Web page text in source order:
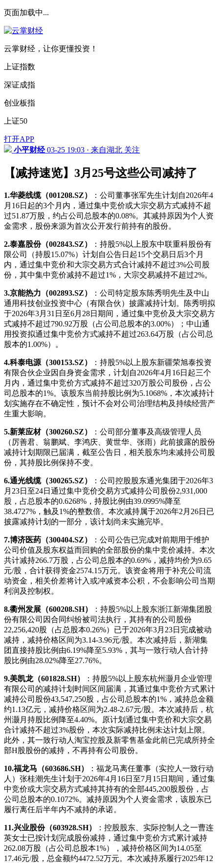
页面加载中...
云掌财经，让你更懂投资！
上证指数
深证成指
创业板指
上证50
打开APP
小平财经 03-25 19:03 · 来自湖北 关注
【减持速览】3月25号这些公司减持了
1.华菱线缆（001208.SZ）
：公司董事张军先生计划自2026年4
月16日起的3个月内，通过集中竞价或大宗交易方式减持不超
过51.87万股，约占公司总股本的0.08%。其减持原因为个人资
金需求，股份来源为首次公开发行前持有的股份。
2.泰嘉股份（002843.SZ）
：持股5%以上股东中联重科股份有
限公司（持股15.07%）计划自公告日起15个交易日后3个月
内，通过集中竞价和大宗交易方式合计减持不超过3%公司股
份，其中集中竞价减持不超过1%，大宗交易减持不超过2%。
3.京能热力（002893.SZ）
：公司特定股东陈秀明先生及中山
通用科技创业投资中心（有限合伙）披露减持计划。陈秀明拟
于2026年3月31日至6月28日期间，通过集中竞价及大宗交易方
式减持不超过790.92万股（占公司总股本的3.00%）；中山通
用投资拟通过集中竞价方式减持不超过263.64万股（占公司总
股本的1.00%）。
4.科泰电源（300153.SZ）
：持股5%以上股东新疆荣旭泰投资
有限合伙企业因自身资金需求，计划自2026年4月16日起三个
月内，通过集中竞价方式减持不超过320万股公司股份，占公
司总股本的1%。该股东当前持股比例为5.1068%，本次减持计
划实施存在不确定性，预计不会对公司治理结构及持续经营产
生重大影响。
5.新莱应材（300260.SZ）
：公司部分董事及高级管理人员
（厉善君、翁鹏斌、李鸿庆、黄世华、张雨）此前披露的股份
减持计划期限已届满，截至公告日，相关股东均未减持公司股
份，其持股比例保持不变。
6.通光线缆（300265.SZ）
：公司控股股东通光集团于2026年3
月23日至24日通过集中竞价交易方式减持公司股份2,931,000
股，占总股本的0.6268%，持股比例由39.0995%降至
38.4727%，触及1%的整数倍。本次减持属于2026年2月26日已
披露减持计划的一部分，该计划尚未实施完毕。
7.博济医药（300404.SZ）
：公司公告已完成对前期用于维护
公司价值及股东权益而回购的全部股份的集中竞价减持。本次
共计减持266.7万股，占公司总股本的0.69%，减持均价为9.65
元/股，合计获得资金2574.15万元。该资金将用于补充公司流
动资金，相关价差将计入或冲减资本公积，不会影响公司当期
利润及控制权。
8.衢州发展（600208.SH）
：持股5%以上股东浙江新湖集团股
份有限公司因合同纠纷被司法执行，其持有的公司股份
22,256,420股（占总股本0.26%）已于2026年3月23日完成被动
减持，减持价格区间为3.14-3.96元/股。本次减持后，新湖集
团直接持股比例由6.19%降至5.93%，其与一致行动人合计持
股比例由28.02%降至27.76%。
9.美凯龙（601828.SH）
：持股5%以上股东杭州灏月企业管理
有限公司的减持计划时间区间届满，其通过集中竞价方式累计
减持公司股份43,547,250股，占公司总股本的1%，减持总金额
约1.13亿元，减持价格区间为2.48-2.67元/股。本次减持后，杭
州灏月持股比例降至4.40%。原计划通过集中竞价和大宗交易
合计减持不超过3%股份，本次实际减持比例未达计划上限。
此外，其一致行动人淘宝控股及新零售基金此前已完成所持全
部H股股份的减持，不再持有公司股份。
10.福龙马（603686.SH）
：福龙马离任董事（实控人一致行动
人）张桂潮先生计划于2026年4月16日至7月15日期间，通过集
中竞价或大宗交易方式减持其持有的全部445,200股股份，占
公司总股本的0.1072%。减持原因为个人资金需求，该股东已
履行离任后半年内不减持的承诺。
11.兴业股份（603928.SH）
：控股股东、实际控制人之一曹连
英女士已按计划完成股份减持，通过集中竞价方式累计减持
262.08万股（占公司总股本1%），减持价格区间为14.05至
17.46元/股，总金额约4472.52万元。本次减持系履行2025年12